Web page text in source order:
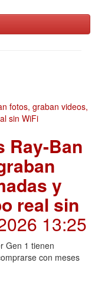
Ray-Ban
y
real sin
13:25
Gen 1 tienen
con meses